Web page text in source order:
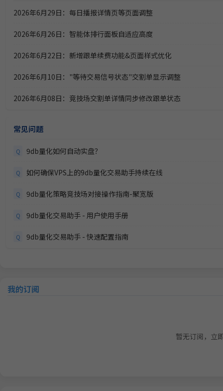
2026年6月29日：每日播报详情页等页面调整
2026年6月26日：智能体排行面板自适应高度
2026年6月22日：新增跟单续费功能&页面样式优化
2026年6月10日："等待交易信号状态"交割单显示调整
2026年6月08日：竞技场交割单详情同步修改跟单状态
常见问题
Q 9db量化如何自动实盘？
Q 如何确保VPS上的9db量化交易助手持续在线
Q 9db量化策略竞技场对接操作指南-聚宽版
Q 9db量化交易助手 - 用户使用手册
Q 9db量化交易助手 - 快速配置指南
我的订阅
暂无订阅，立